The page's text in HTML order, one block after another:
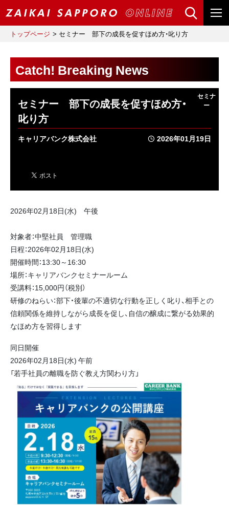
トップページ セミナー 部下の成長を促すほめ方・叱り方
Catch! Breaking News
セミナー 部下の成長を促すほめ方・
叱り方
キャリアバンク株式会社 2026年01月19日
2026年02月18日(水) 午後
対象者：中堅社員 管理職
日程：2026年02月18日(水)
開催時間：13:30～16:30
場所：キャリアバンクセミナールーム
受講料：15,000円（税別）
研修のねらい：部下・後輩の不適切な行動を正しく叱り、相手との
信頼関係を維持しながら成長を促し、自信の醸成に繋がる効果的
なほめ方を習得します
同日開催
2026年02月18日(水) 午前
「若手社員の離職を防ぐ教え方関わり方」